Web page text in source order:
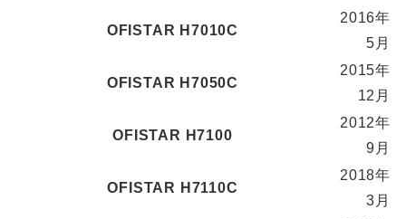
OFISTAR H7010C
2016年
5月
OFISTAR H7050C
2015年
12月
OFISTAR H7100
2012年
9月
OFISTAR H7110C
2018年
3月